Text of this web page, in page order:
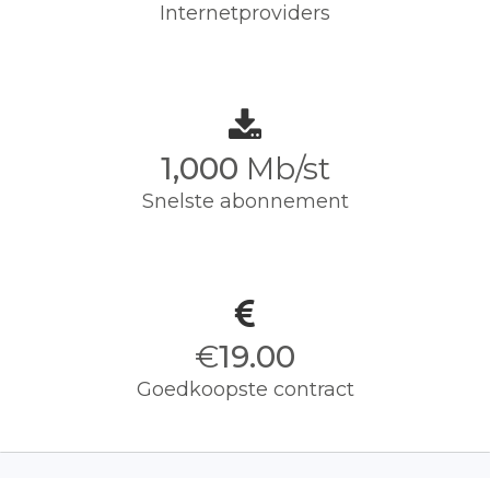
Internetproviders
1,000 Mb/st
Snelste abonnement
€19.00
Goedkoopste contract